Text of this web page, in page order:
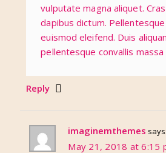
vulputate magna aliquet.
dapibus dictum.
euismod eleifend. Duis
pellentesque convallis massa
Reply
imaginemthemes says:
May 21, 2018 at 6:15